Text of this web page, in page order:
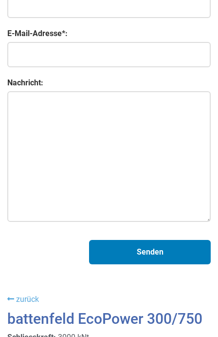
E-Mail-Adresse*:
Nachricht:
zurück
battenfeld EcoPower 300/750